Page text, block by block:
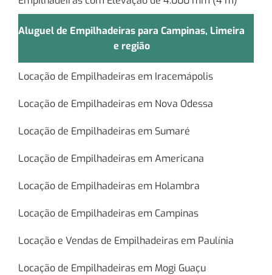
Aluguel de Empilhadeiras para Campinas, Limeira
e região
Locação de Empilhadeiras em Iracemápolis
Locação de Empilhadeiras em Nova Odessa
Locação de Empilhadeiras em Sumaré
Locação de Empilhadeiras em Americana
Locação de Empilhadeiras em Holambra
Locação de Empilhadeiras em Campinas
Locação e Vendas de Empilhadeiras em Paulínia
Locação de Empilhadeiras em Mogi Guaçu